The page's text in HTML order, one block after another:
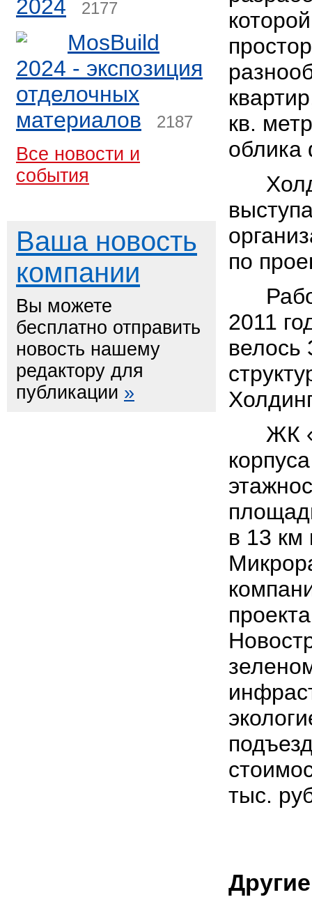
2024
2177
MosBuild
2024 - экспозиция
отделочных
материалов
2187
Все новости и
события
Ваша новость
компании
Вы можете
бесплатно отправить
новость нашему
редактору для
публикации »
кв.
облика
по
2011
ЖК
в 13 км
тыс.